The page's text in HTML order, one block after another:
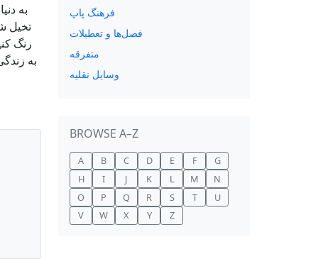
به
تخیل
رنگ
به
فرهنگ پاپ
فصل‌ها و تعطیلات
متفرقه
وسایل نقلیه
BROWSE A–Z
A B C D E F
G
H
I J K L M
N
O
P Q R S T
U
V
W X Y Z